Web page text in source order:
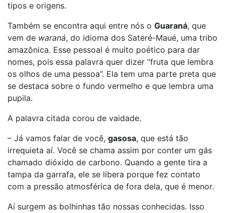
tipos e origens.
Também se encontra aqui entre nós o Guaraná, que
vem de waraná, do idioma dos Sateré-Maué, uma tribo
amazônica. Esse pessoal é muito poético para dar
nomes, pois essa palavra quer dizer “fruta que lembra
os olhos de uma pessoa”. Ela tem uma parte preta que
se destaca sobre o fundo vermelho e que lembra uma
pupila.
A palavra citada corou de vaidade.
– Já vamos falar de você, gasosa, que está tão
irrequieta aí. Você se chama assim por conter um gás
chamado dióxido de carbono. Quando a gente tira a
tampa da garrafa, ele se libera porque fez contato
com a pressão atmosférica de fora dela, que é menor.
Aí surgem as bolhinhas tão nossas conhecidas. Isso